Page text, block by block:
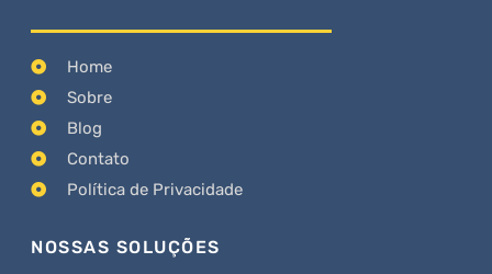
Home
Sobre
Blog
Contato
Política de Privacidade
NOSSAS SOLUÇÕES